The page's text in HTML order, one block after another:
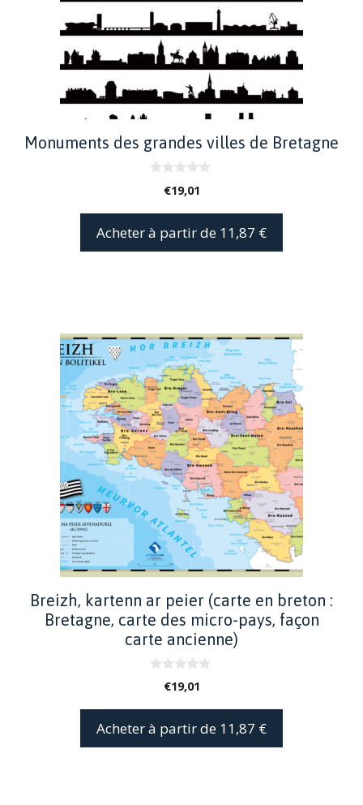
Monuments des grandes villes de Bretagne
5
€19,01
Acheter à partir de 11,87 €
Breizh, kartenn ar peier (carte en breton :
Bretagne, carte des micro-pays, façon
carte ancienne)
5
€19,01
Acheter à partir de 11,87 €